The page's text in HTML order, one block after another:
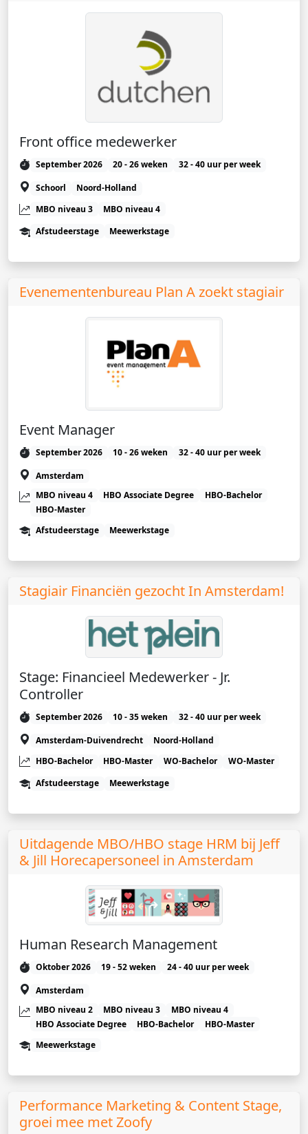
Front office medewerker
September 2026 20 - 26 weken
32 - 40 uur per week
Schoorl
Noord-Holland
MBO niveau 3
MBO niveau 4
Afstudeerstage
Meewerkstage
Evenementenbureau Plan A zoekt stagiair
Event Manager
September 2026 10 - 26 weken
32 - 40 uur per week
Amsterdam
MBO niveau 4
HBO Associate Degree
HBO-Bachelor
HBO-Master
Afstudeerstage
Meewerkstage
Stagiair Financiën gezocht In Amsterdam!
Stage: Financieel Medewerker - Jr.
Controller
September 2026 10 - 35 weken
32 - 40 uur per week
Amsterdam-Duivendrecht
Noord-Holland
HBO-Bachelor
HBO-Master WO-Bachelor
WO-Master
Afstudeerstage
Meewerkstage
Uitdagende MBO/HBO stage HRM bij Jeff
& Jill Horecapersoneel in Amsterdam
Human Research Management
Oktober 2026 19 - 52 weken
24 - 40 uur per week
Amsterdam
MBO niveau 2
MBO niveau 3
MBO niveau 4
HBO Associate Degree
HBO-Bachelor
HBO-Master
Meewerkstage
Performance Marketing & Content Stage,
groei mee met Zoofy